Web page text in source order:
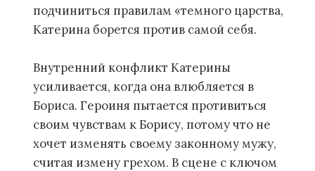
подчиниться правилам «темного царства,
Катерина борется против самой себя.
Внутренний конфликт Катерины
усиливается, когда она влюбляется в
Бориса. Героиня пытается противиться
своим чувствам к Борису, потому что не
хочет изменять своему законному мужу,
считая измену грехом. В сцене с ключом